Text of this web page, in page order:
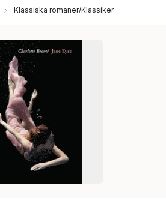
Klassiska romaner/Klassiker